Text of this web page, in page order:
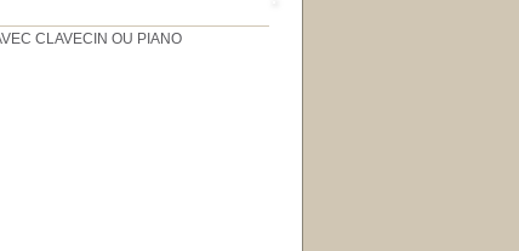
CLAVECIN OU PIANO